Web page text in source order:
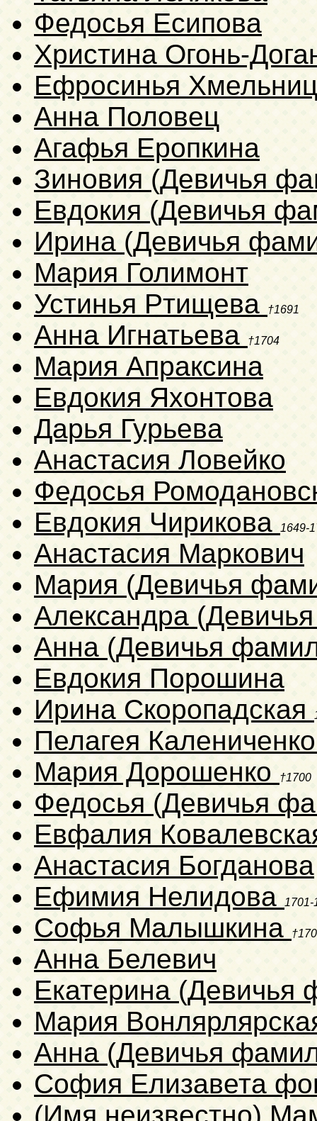
Федосья Есипова
Христина Огонь-
Ефросинья
Анна Половец
Агафья Еропкина
Зиновия (Девичья
Евдокия (Девичья
Ирина (Девичья
Мария Голимонт
Устинья Ртищева
†1691
Анна Игнатьева †1704
Мария Апраксина
Евдокия Яхонтова
Дарья Гурьева
Анастасия Ловейко
Федосья
Евдокия Чирикова
1649-
Анастасия Маркович
Мария (Девичья
Александра
Анна (Девичья
Евдокия Порошина
Ирина Скоропадская
Пелагея
Мария Дорошенко
†1700
Федосья (Девичья
Евфалия
Анастасия Богданова
Ефимия Нелидова
1701-
Софья Малышкина
Анна Белевич
Екатерина (Девичья
Мария
Анна (Девичья
София Елизавета
(Имя неизвестно)